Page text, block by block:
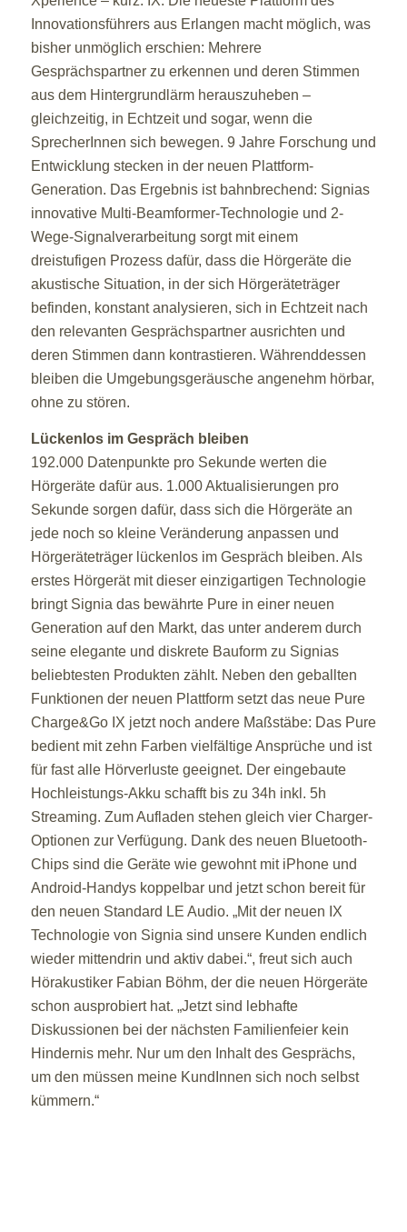
Innovationsführers aus Erlangen macht möglich, was
bisher unmöglich erschien: Mehrere
Gesprächspartner zu erkennen und deren Stimmen
aus dem Hintergrundlärm herauszuheben –
gleichzeitig, in Echtzeit und sogar, wenn die
SprecherInnen sich bewegen. 9 Jahre Forschung und
Entwicklung stecken in der neuen Plattform-
Generation. Das Ergebnis ist bahnbrechend: Signias
innovative Multi-Beamformer-Technologie und 2-
Wege-Signalverarbeitung sorgt mit einem
dreistufigen Prozess dafür, dass die Hörgeräte die
akustische Situation, in der sich Hörgeräteträger
befinden, konstant analysieren, sich in Echtzeit nach
den relevanten Gesprächspartner ausrichten und
deren Stimmen dann kontrastieren. Währenddessen
bleiben die Umgebungsgeräusche angenehm hörbar,
ohne zu stören.
Lückenlos im Gespräch bleiben
192.000 Datenpunkte pro Sekunde werten die
Hörgeräte dafür aus. 1.000 Aktualisierungen pro
Sekunde sorgen dafür, dass sich die Hörgeräte an
jede noch so kleine Veränderung anpassen und
Hörgeräteträger lückenlos im Gespräch bleiben. Als
erstes Hörgerät mit dieser einzigartigen Technologie
bringt Signia das bewährte Pure in einer neuen
Generation auf den Markt, das unter anderem durch
seine elegante und diskrete Bauform zu Signias
beliebtesten Produkten zählt. Neben den geballten
Funktionen der neuen Plattform setzt das neue Pure
Charge&Go IX jetzt noch andere Maßstäbe: Das Pure
bedient mit zehn Farben vielfältige Ansprüche und ist
für fast alle Hörverluste geeignet. Der eingebaute
Hochleistungs-Akku schafft bis zu 34h inkl. 5h
Streaming. Zum Aufladen stehen gleich vier Charger-
Optionen zur Verfügung. Dank des neuen Bluetooth-
Chips sind die Geräte wie gewohnt mit iPhone und
Android-Handys koppelbar und jetzt schon bereit für
den neuen Standard LE Audio. „Mit der neuen IX
Technologie von Signia sind unsere Kunden endlich
wieder mittendrin und aktiv dabei.“, freut sich auch
Hörakustiker Fabian Böhm, der die neuen Hörgeräte
schon ausprobiert hat. „Jetzt sind lebhafte
Diskussionen bei der nächsten Familienfeier kein
Hindernis mehr. Nur um den Inhalt des Gesprächs,
um den müssen meine KundInnen sich noch selbst
kümmern.“